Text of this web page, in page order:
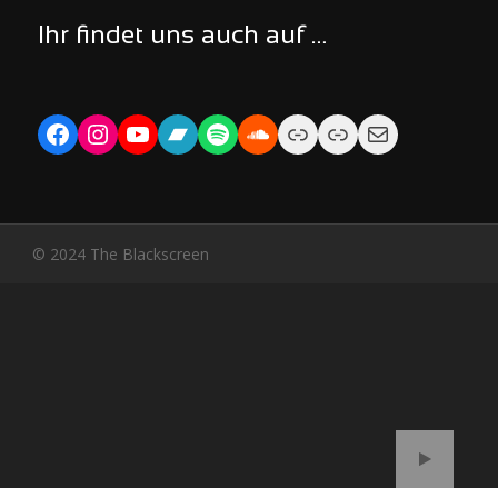
Ihr findet uns auch auf …
Facebook
Instagram
YouTube
Bandcamp
Spotify
Soundcloud
LinkLinkMail
© 2024 The Blackscreen